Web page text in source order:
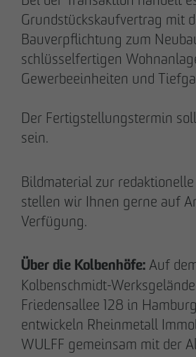
Grundstückskaufvertrag mit
Bauverpflichtung zum
schlüsselfertigen
Gewerbeeinheiten und
Der Fertigstellungstermin
sein.
Bildmaterial zur
stellen wir Ihnen gerne auf
Verfügung.
Über die Kolbenhöfe: Auf
Kolbenschmidt-
Friedensallee 128 in
entwickeln Rheinmetall
WULFF gemeinsam mit der
20.03.2026
OTTO WULFF setzt
für FRIEDRICHS VIER im